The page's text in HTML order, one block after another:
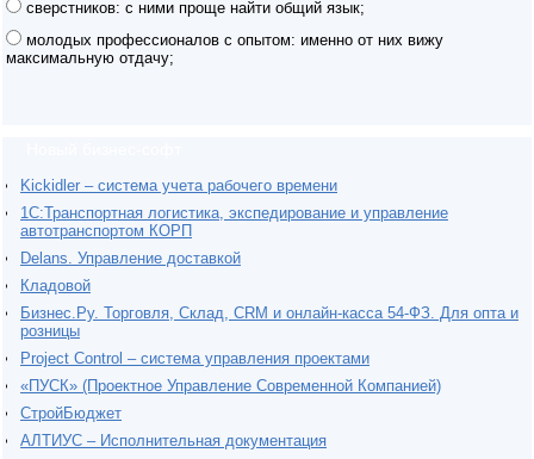
сверстников: с ними проще найти общий язык;
молодых профессионалов с опытом: именно от них вижу
максимальную отдачу;
Kickidler – система учета рабочего времени
1С:Транспортная логистика, экспедирование и управление
автотранспортом КОРП
Delans. Управление доставкой
Кладовой
Бизнес.Ру. Торговля, Склад, CRM и онлайн-касса 54-ФЗ. Для опта и
розницы
Project Сontrol – система управления проектами
«ПУСК» (Проектное Управление Современной Компанией)
СтройБюджет
АЛТИУС – Исполнительная документация